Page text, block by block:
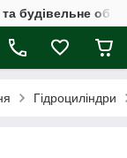
будівельне
Гідроциліндри